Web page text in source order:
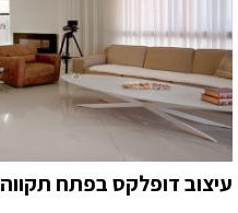
עיצוב דופלקס בפתח תקווה